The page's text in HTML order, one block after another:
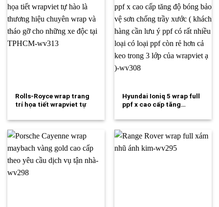
Rolls-Royce wrap trang
trí họa tiết wrapviet tự
Hyundai Ioniq 5 wrap full
ppf x cao cấp tăng…